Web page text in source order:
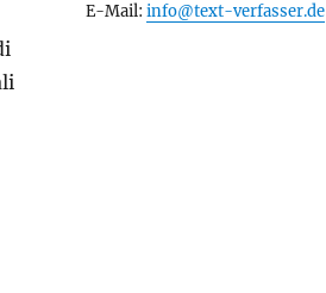
E-Mail: info@text-verfasser.de